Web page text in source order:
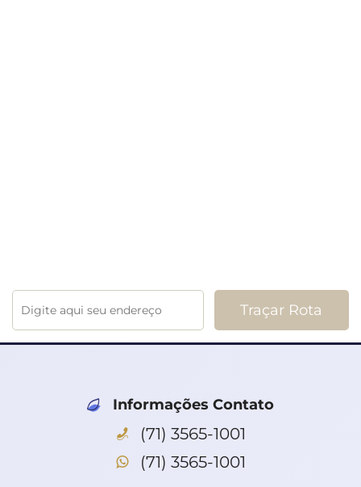
Informações Contato
(71) 3565-1001
(71) 3565-1001